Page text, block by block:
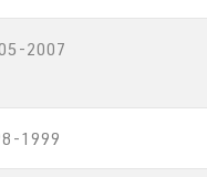
2007
1999